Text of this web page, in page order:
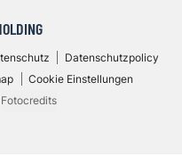
Datenschutzpolicy
Cookie Einstellungen
Fotocredits